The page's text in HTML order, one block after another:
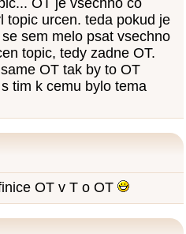
topic urcen. teda pokud je
sem melo psat vsechno
topic, tedy zadne OT.
OT tak by to OT
tim k cemu bylo tema
OT v T o OT